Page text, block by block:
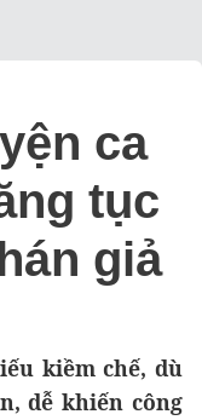
ca
tục
giả
kiềm chế, dù
dễ khiến công